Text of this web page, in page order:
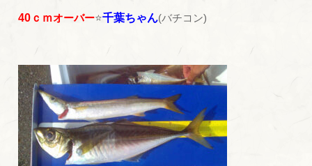
40ｃｍオーバー⭐千葉ちゃん(バチコン)